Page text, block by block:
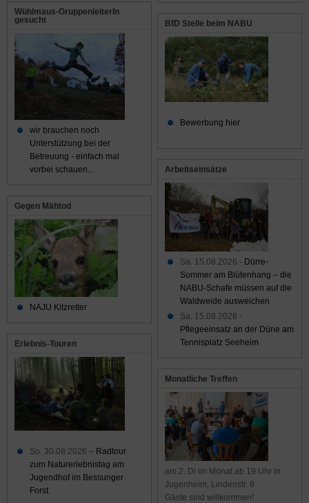
BfD Stelle beim NABU
Bewerbung hier
Arbeitseinsätze
Sa. 15.08.2026 - Dürre-
Sommer am Blütenhang – die
NABU-Schafe müssen auf die
Waldweide ausweichen
Sa. 15.08.2026 -
Pflegeeinsatz an der Düne am
Tennisplatz Seeheim
Monatliche Treffen
am 2. Di im Monat ab 19 Uhr in
Jugenheim, Lindenstr. 6
Gäste sind willkommen!
Wühlmaus-GruppenleiterIn
gesucht
wir brauchen noch
Unterstützung bei der
Betreuung - einfach mal
vorbei schauen...
Gegen Mähtod
NAJU Kitzretter
Erlebnis-Touren
So. 30.08.2026 – Radtour
zum Naturerlebnistag am
Jugendhof im Bessunger
Forst.